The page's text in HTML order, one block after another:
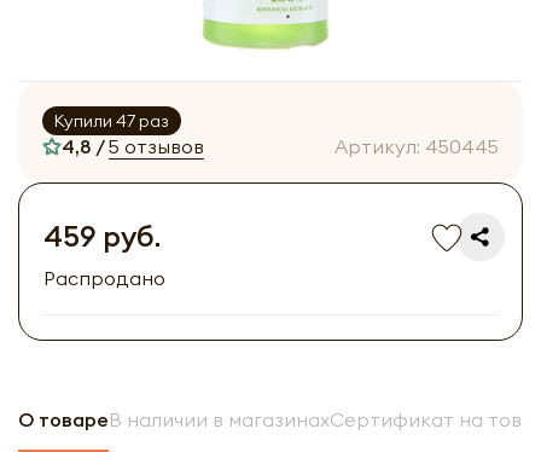
Купили 47 раз
4,8 /5 отзывов Артикул: 450445
459 руб.
Распродано
О товареВ наличии в магазинахСертификат на